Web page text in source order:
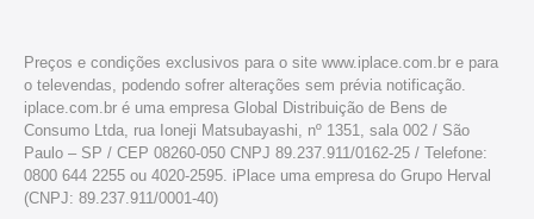
Preços e condições exclusivos para o site www.iplace.com.br e para
o televendas, podendo sofrer alterações sem prévia notificação.
iplace.com.br é uma empresa Global Distribuição de Bens de
Consumo Ltda, rua Ioneji Matsubayashi, nº 1351, sala 002 / São
Paulo – SP / CEP 08260-050 CNPJ 89.237.911/0162-25 / Telefone:
0800 644 2255 ou 4020-2595. iPlace uma empresa do Grupo Herval
(CNPJ: 89.237.911/0001-40)